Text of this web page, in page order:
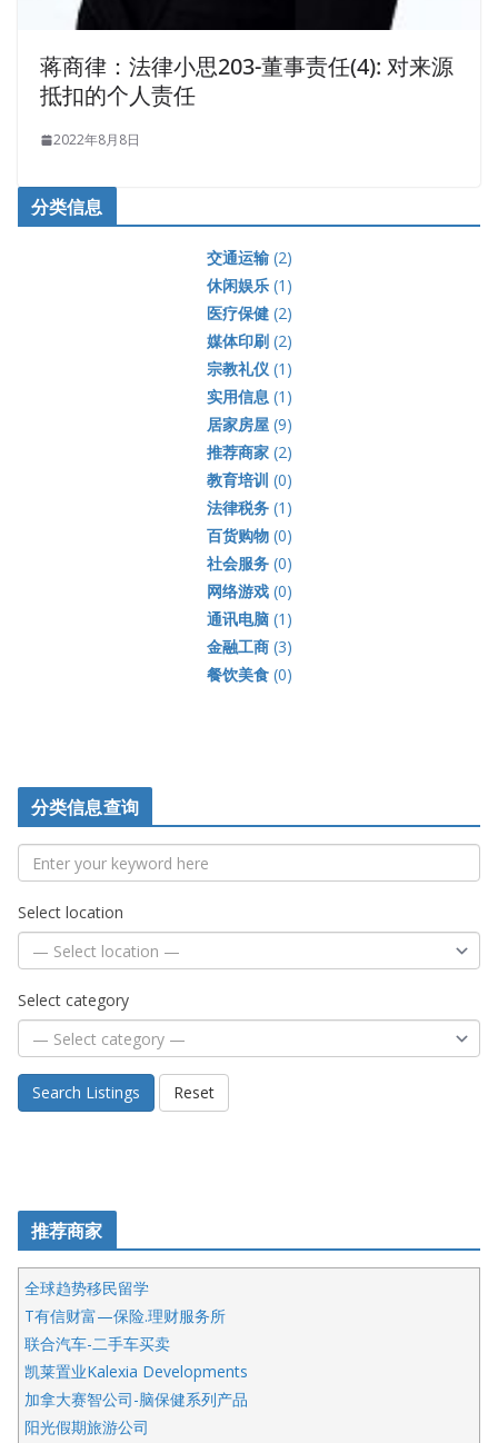
蒋商律：法律小思203-董事责任(4): 对来源
抵扣的个人责任
2022年8月8日
分类信息
交通运输(2)
休闲娱乐(1)
医疗保健(2)
媒体印刷(2)
宗教礼仪(1)
实用信息(1)
居家房屋(9)
推荐商家(2)
教育培训 (0)
法律税务(1)
百货购物(0)
社会服务(0)
网络游戏(0)
通讯电脑(1)
金融工商(3)
餐饮美食(0)
分类信息查询
Select location
Select category
Search Listings Reset
推荐商家
全球趋势移民留学
T有信财富—保险.理财服务所
联合汽车-二手车买卖
凯莱置业Kalexia Developments
加拿大赛智公司-脑保健系列产品
阳光假期旅游公司